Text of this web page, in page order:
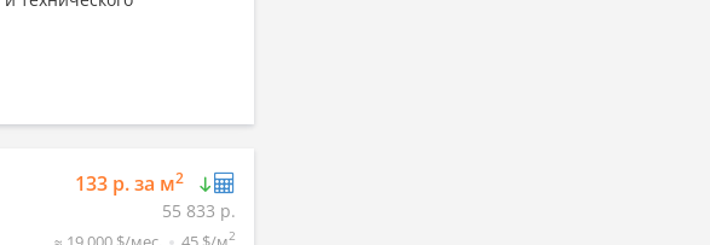
133 р. за м2
55 833 р.
2